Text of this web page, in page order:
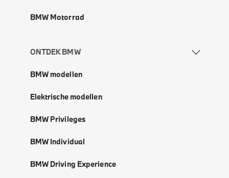
BMW Motorrad
ONTDEK BMW
BMW modellen
Elektrische modellen
BMW Privileges
BMW Individual
BMW Driving Experience